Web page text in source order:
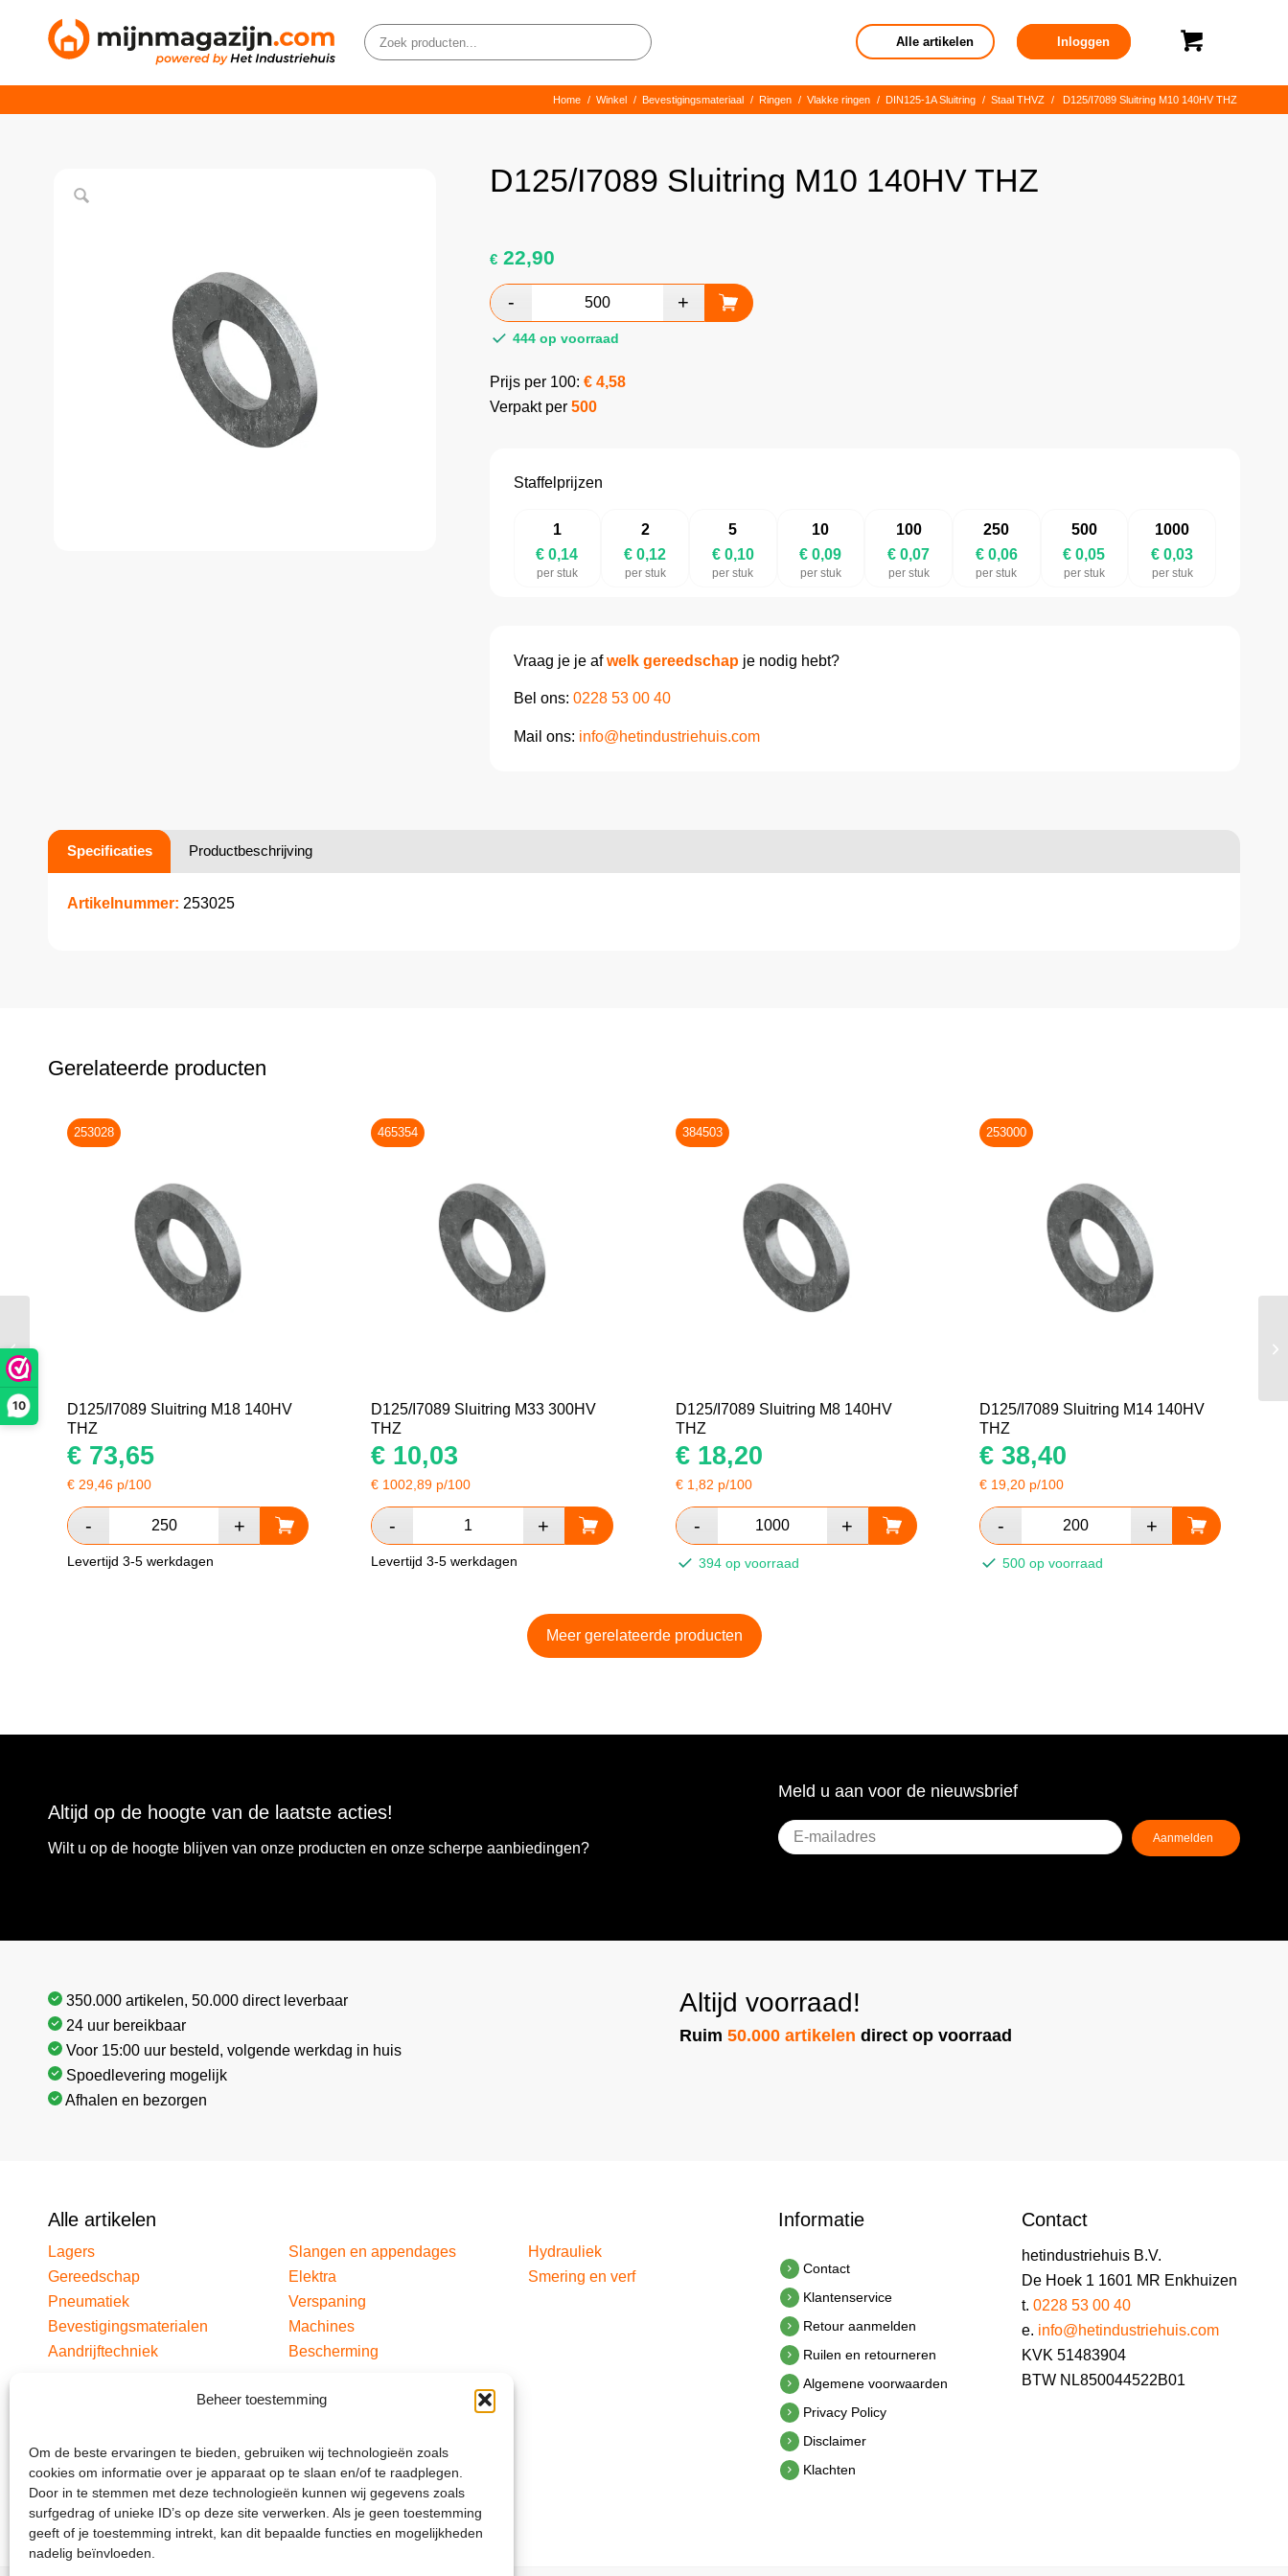
10
Beheer toestemming
Om de beste ervaringen te bieden, gebruiken wij technologieën zoals
cookies om informatie over je apparaat op te slaan en/of te raadplegen.
Door in te stemmen met deze technologieën kunnen wij gegevens zoals
surfgedrag of unieke ID’s op deze site verwerken. Als je geen toestemming
geeft of je toestemming intrekt, kan dit bepaalde functies en mogelijkheden
nadelig beïnvloeden.
Alle artikelen Inloggen
Home / Winkel / Bevestigingsmateriaal / Ringen / Vlakke ringen / DIN125-1A Sluitring / Staal THVZ / D125/I7089 Sluitring M10 140HV THZ
D125/I7089 Sluitring M10 140HV THZ
€22,90
444 op voorraad
Prijs per 100: € 4,58
Verpakt per 500
Staffelprijzen
1
€ 0,14
per stuk
2
€ 0,12
per stuk
5
€ 0,10
per stuk
10
€ 0,09
per stuk
100
€ 0,07
per stuk
250
€ 0,06
per stuk
500
€ 0,05
per stuk
1000
€ 0,03
per stuk
Vraag je je afwelk gereedschapje nodig hebt?
Bel ons: 0228 53 00 40
Mail ons: info@hetindustriehuis.com
Specificaties Productbeschrijving
Artikelnummer: 253025
Gerelateerde producten
253028
D125/I7089 Sluitring M18 140HV
THZ
€ 73,65
€ 29,46 p/100
Levertijd 3-5 werkdagen
465354
D125/I7089 Sluitring M33 300HV
THZ
€ 10,03
€ 1002,89 p/100
Levertijd 3-5 werkdagen
384503
D125/I7089 Sluitring M8 140HV
THZ
€18,20
€ 1,82 p/100
394 op voorraad
253000
D125/I7089 Sluitring M14 140HV
THZ
€38,40
€ 19,20p/100
500 op voorraad
Meer gerelateerde producten
Altijd op de hoogte van de laatste acties!
Wilt u op de hoogte blijven van onze producten en onze scherpe aanbiedingen?
Meld u aan voor de nieuwsbrief
E-
mailadres
350.000 artikelen, 50.000 direct leverbaar
24 uur bereikbaar
Voor 15:00 uur besteld, volgende werkdag in huis
Spoedlevering mogelijk
Afhalen en bezorgen
Altijd voorraad!
Ruim50.000 artikelen direct op voorraad
Alle artikelen
Lagers
Gereedschap
Pneumatiek
Bevestigingsmaterialen
Aandrijftechniek
Slangen en appendages
Elektra
Verspaning
Machines
Bescherming
Hydrauliek
Smering en verf
Informatie
Contact
Klantenservice
Retour aanmelden
Ruilen en retourneren
Algemene voorwaarden
Privacy Policy
Disclaimer
Klachten
Contact
hetindustriehuis B.V.
De Hoek 1 1601 MR Enkhuizen
t. 0228 53 00 40
e. info@hetindustriehuis.com
KVK 51483904
BTW NL850044522B01
M27 140HV THZ